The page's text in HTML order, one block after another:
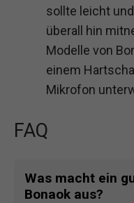
sollte leicht
überall hin
Modelle von
einem
Mikrofon
FAQ
Was macht ein
Bonaok aus?